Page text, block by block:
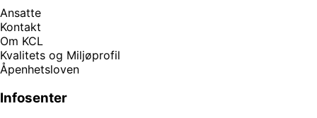
Ansatte
Kontakt
Om KCL
Kvalitets og Miljøprofil
Åpenhetsloven
Infosenter